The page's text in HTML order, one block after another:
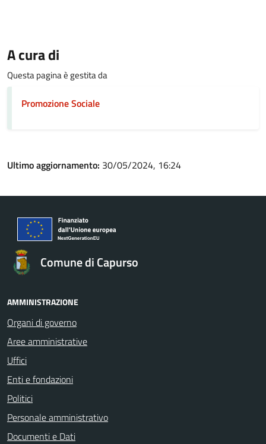
A cura di
Questa pagina è gestita da
Promozione Sociale
Ultimo aggiornamento: 30/05/2024, 16:24
Comune di Capurso
AMMINISTRAZIONE
Organi di governo
Aree amministrative
Uffici
Enti e fondazioni
Politici
Personale amministrativo
Documenti e Dati